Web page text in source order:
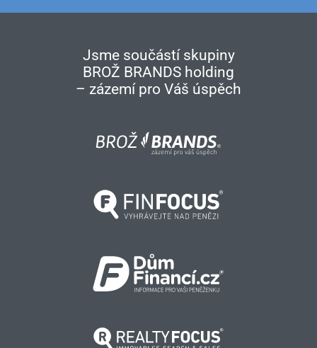
Jsme součástí skupiny
BROŽ BRANDS holding
– zázemí pro Váš úspěch